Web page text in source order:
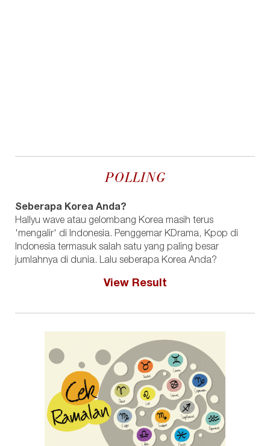
POLLING
Seberapa Korea Anda?
Hallyu wave atau gelombang Korea masih terus
'mengalir' di Indonesia. Penggemar KDrama, Kpop di
Indonesia termasuk salah satu yang paling besar
jumlahnya di dunia. Lalu seberapa Korea Anda?
View Result